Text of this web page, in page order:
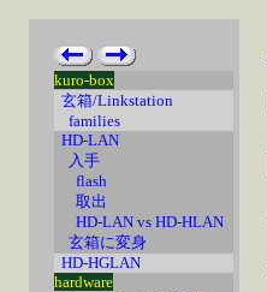
kuro-box
玄箱/Linkstation
families
HD-LAN
入手
flash
取出
HD-LAN vs HD-HLAN
玄箱に変身
HD-HGLAN
hardware